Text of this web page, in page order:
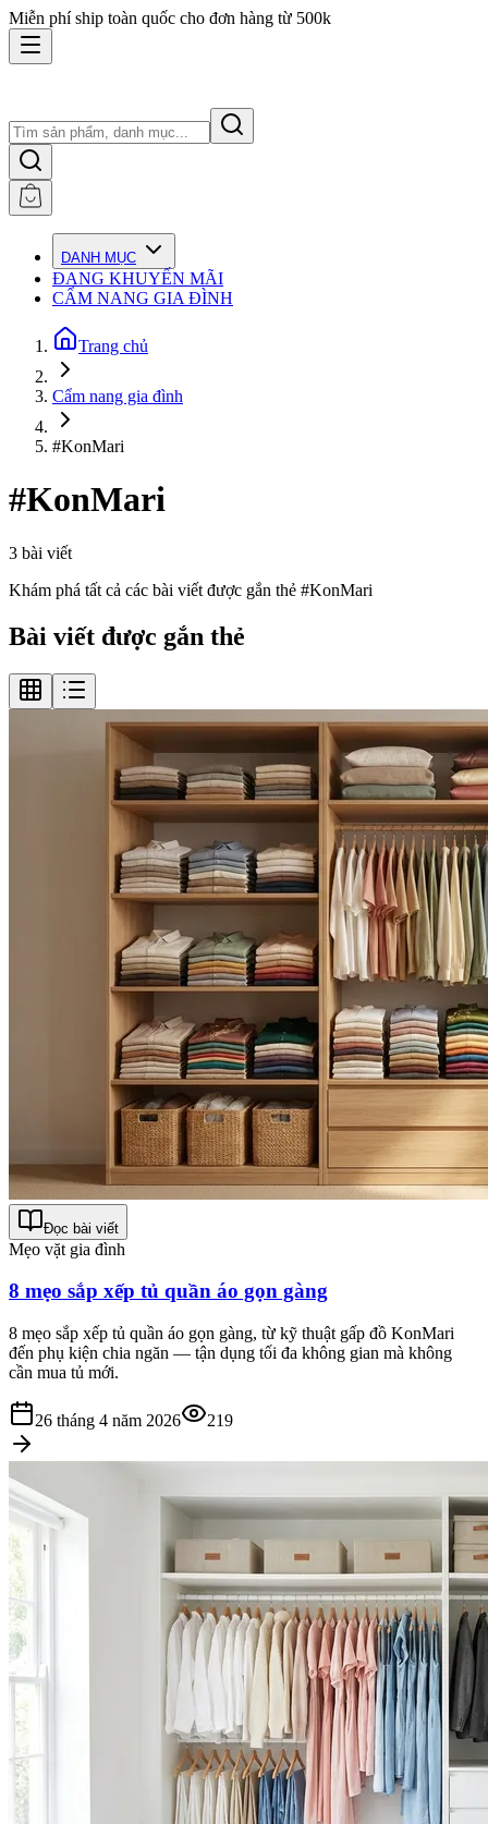
Miễn phí ship toàn quốc cho đơn hàng từ 500k
DANH MỤC
ĐANG KHUYẾN MÃI
CẨM NANG GIA ĐÌNH
Trang chủ
Cẩm nang gia đình
#KonMari
#KonMari
3 bài viết
Khám phá tất cả các bài viết được gắn thẻ #KonMari
Bài viết được gắn thẻ
Đọc bài viết
Mẹo vặt gia đình
8 mẹo sắp xếp tủ quần áo gọn gàng
8 mẹo sắp xếp tủ quần áo gọn gàng, từ kỹ thuật gấp đồ KonMari
đến phụ kiện chia ngăn — tận dụng tối đa không gian mà không
cần mua tủ mới.
26 tháng 4 năm 2026 219